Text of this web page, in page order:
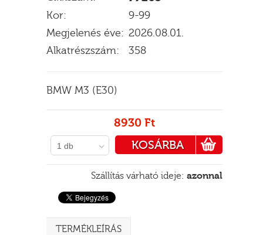
Kor:
9-99
Megjelenés éve: 2026.08.01.
Alkatrészszám:
358
BMW M3 (E30)
8930 Ft
1 db
KOSÁRBA
Szállítás várható ideje: azonnal
TERMÉKLEÍRÁS